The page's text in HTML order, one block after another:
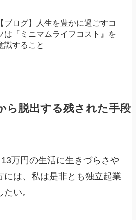
【ブログ】人生を豊かに過ごすコ
は『ミニマムライフコスト』を
識すること
ら脱出する残された手段
万円の生活に生きづらさや
には、私は是非とも独立起業
い。